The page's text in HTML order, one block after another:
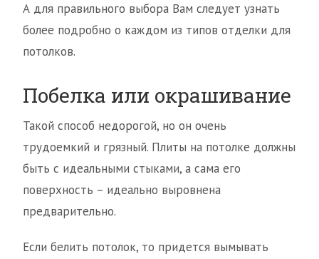
А для правильного выбора Вам следует узнать
более подробно о каждом из типов отделки для
потолков.
Побелка или окрашивание
Такой способ недорогой, но он очень
трудоемкий и грязный. Плиты на потолке должны
быть с идеальными стыками, а сама его
поверхность – идеально выровнена
предварительно.
Если белить потолок, то придется вымывать